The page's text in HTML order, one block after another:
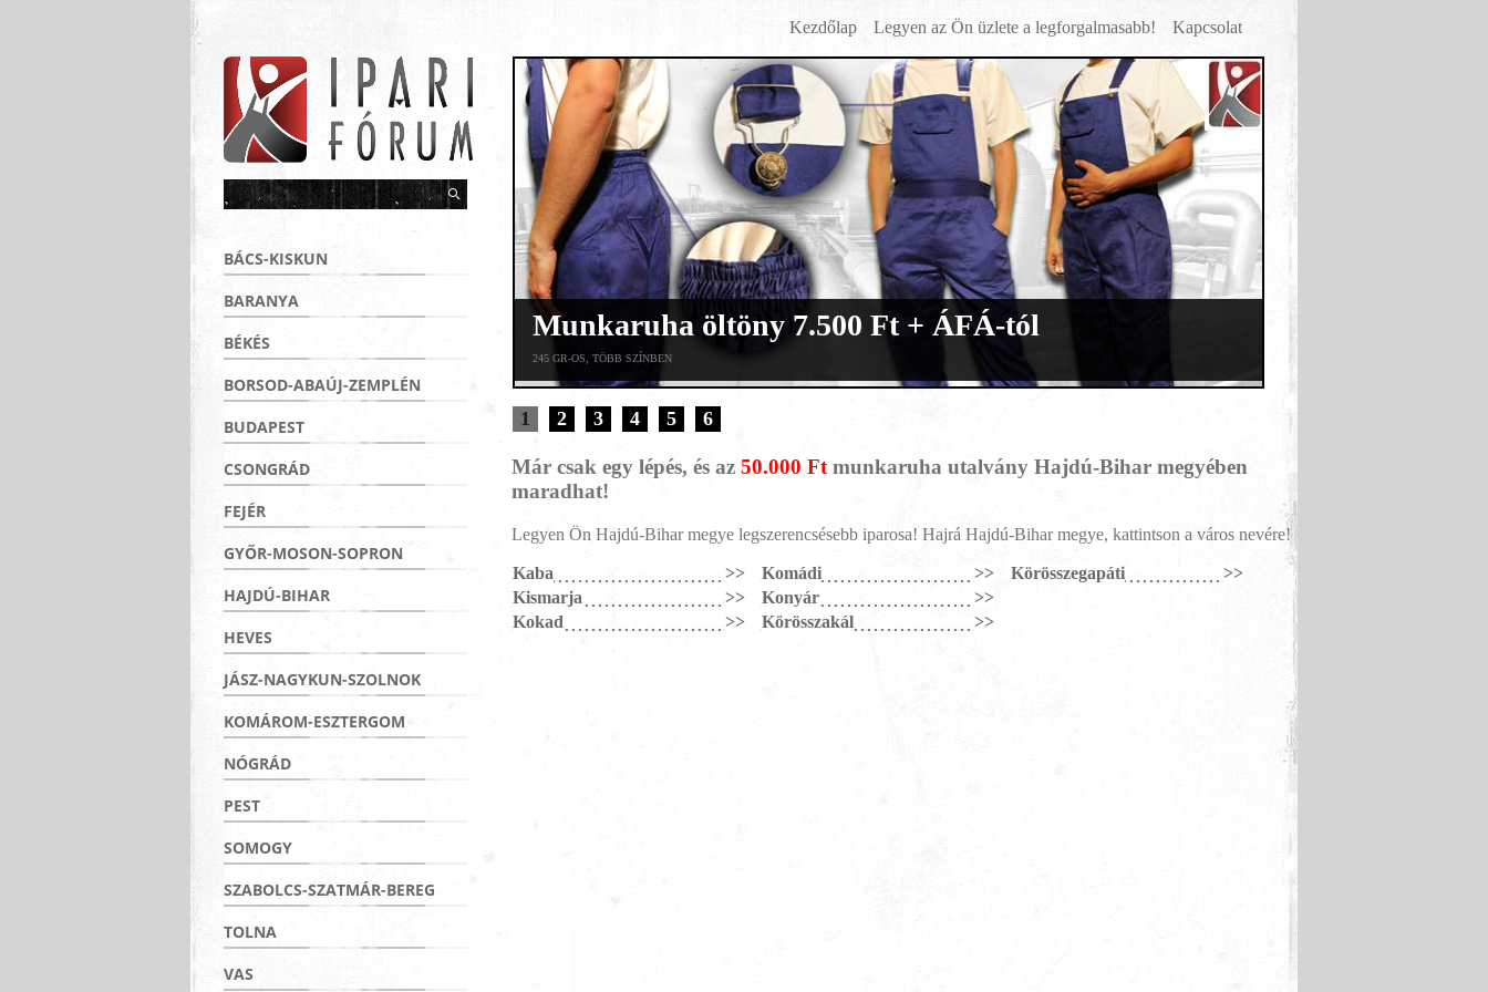
Kezdőlap Legyen az Ön üzlete a legforgalmasabb! Kapcsolat
1 2 3 4 5 6
Munkaruha öltöny 7.500 Ft + ÁFÁ-tól
245 GR-OS, TÖBB SZÍNBEN
BÁCS-KISKUN
BARANYA
BÉKÉS
BORSOD-ABAÚJ-ZEMPLÉN
BUDAPEST
CSONGRÁD
FEJÉR
GYŐR-MOSON-SOPRON
HAJDÚ-BIHAR
HEVES
JÁSZ-NAGYKUN-SZOLNOK
KOMÁROM-ESZTERGOM
NÓGRÁD
PEST
SOMOGY
SZABOLCS-SZATMÁR-BEREG
TOLNA
VAS
Már csak egy lépés, és az 50.000 Ft munkaruha utalvány Hajdú-Bihar megyében
maradhat!
Legyen Ön Hajdú-Bihar megye legszerencsésebb iparosa! Hajrá Hajdú-Bihar megye, kattintson a város nevére!
Kaba
>>
Kismarja
>>
Kokad
>>
Komádi
>>
Konyár
>>
Körösszakál
>>
Körösszegapáti >>